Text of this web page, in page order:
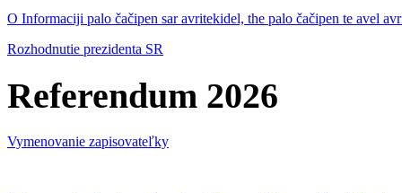
O Informaciji palo čačipen sar avritekidel, the palo čačipen te avel
Rozhodnutie prezidenta SR
Referendum 2026
Vymenovanie zapisovateľky